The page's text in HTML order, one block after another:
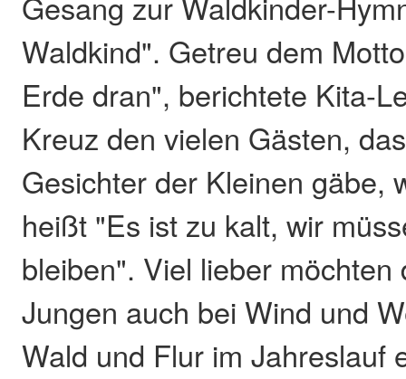
Waldkind". Getreu dem
Erde dran", berichtete Kita-
Kreuz den vielen Gästen,
Gesichter der Kleinen gäbe,
heißt "Es ist zu kalt, wir
bleiben". Viel lieber
Jungen auch bei Wind und
Wald und Flur im Jahreslauf